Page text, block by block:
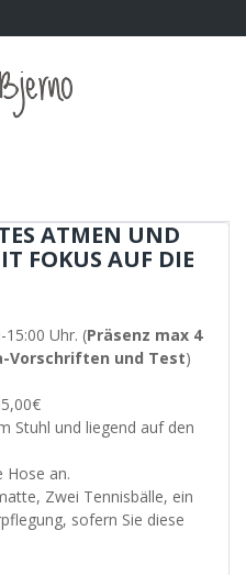
ATMEN UND
FOKUS AUF DIE
15:00 Uhr. (Präsenz max 4
Vorschriften und Test)
Stuhl und liegend auf den
Hose an.
Zwei Tennisbälle, ein
sofern Sie diese